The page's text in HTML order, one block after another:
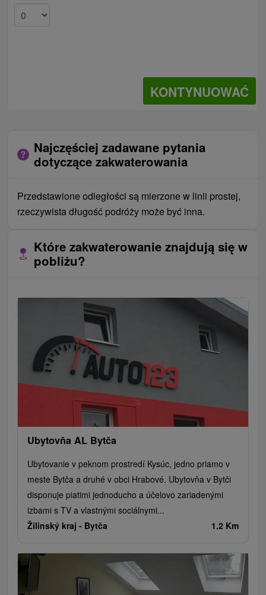
KONTYNUOWAĆ
Najczęściej zadawane pytania
dotyczące zakwaterowania
Przedstawione odległości są mierzone w linii prostej,
rzeczywista długość podróży może być inna.
Które zakwaterowanie znajdują się w
pobliżu?
Ubytovňa AL Bytča
Ubytovanie v peknom prostredí Kysúc, jedno priamo v
meste Bytča a druhé v obci Hrabové. Ubytovňa v Bytči
disponuje piatimi jednoducho a účelovo zariadenými
izbami s TV a vlastnými sociálnymi...
Žilinský kraj - Bytča 1.2 Km